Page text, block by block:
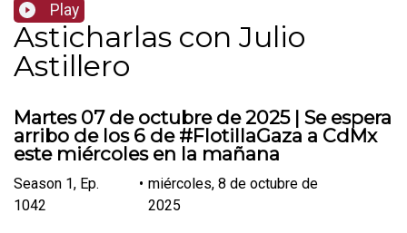
Play
Asticharlas con Julio
Astillero
Martes 07 de octubre de 2025 | Se espera
arribo de los 6 de #FlotillaGaza a CdMx
este miércoles en la mañana
Season 1, Ep.
1042
• miércoles, 8 de octubre de
2025